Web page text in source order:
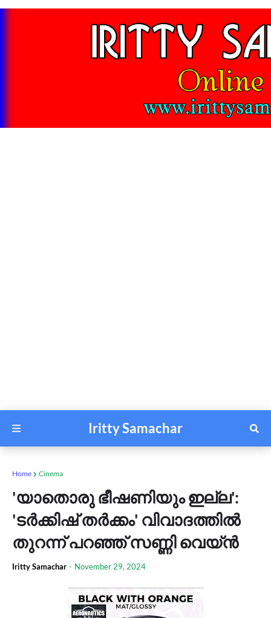
Iritty Samachar
Home Cinema
'യാതൊരു ഭീഷണിയും ഇല്ല':
'ടര്‍ക്കിഷ് തര്‍ക്കം' വിവാദത്തില്‍
തുറന്ന് പറഞ്ഞ് സണ്ണി വെയ്ന്‍
Iritty Samachar - November 29, 2024